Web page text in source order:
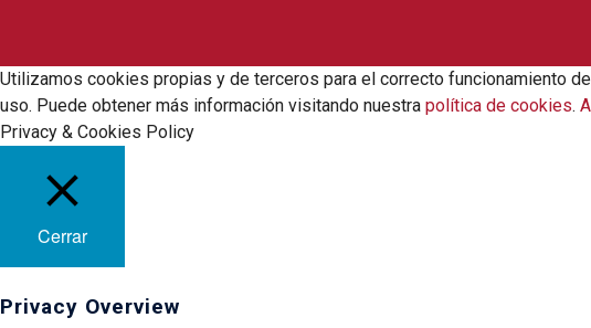
Utilizamos cookies propias y de terceros para el correcto funcionamiento
uso. Puede obtener más información visitando nuestra política de cookies.
Privacy & Cookies Policy
Cerrar
Privacy Overview